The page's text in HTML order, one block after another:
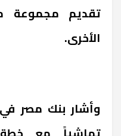
تقديم مجموعة
الأخرى.
وأشار بنك مصر